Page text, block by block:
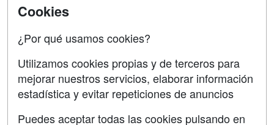
Contactar
Copyleft
Cookies
¿Por qué usamos cookies?
Utilizamos cookies propias y de terceros para
mejorar nuestros servicios, elaborar información
estadística y evitar repeticiones de anuncios
Puedes aceptar todas las cookies pulsando en